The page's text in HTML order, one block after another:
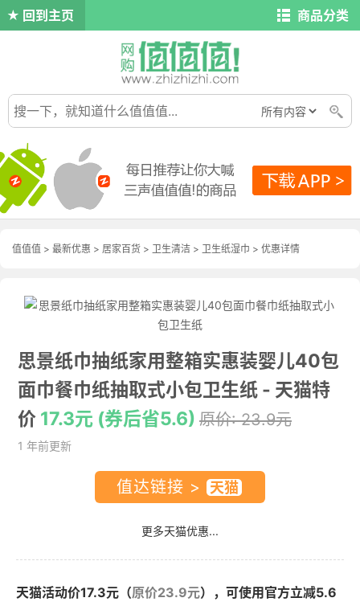
回到主页 商品分类
值值值 > 最新优惠 > 居家百货 > 卫生清洁 > 卫生纸湿巾 > 优惠详情
思景纸巾抽纸家用整箱实惠装婴儿40包
面巾餐巾纸抽取式小包卫生纸 - 天猫特
价 17.3元 (券后省5.6) 原价: 23.9元
1 年前更新
值达链接 >
更多天猫优惠...
天猫活动价17.3元（原价23.9元），可使用官方立减5.6